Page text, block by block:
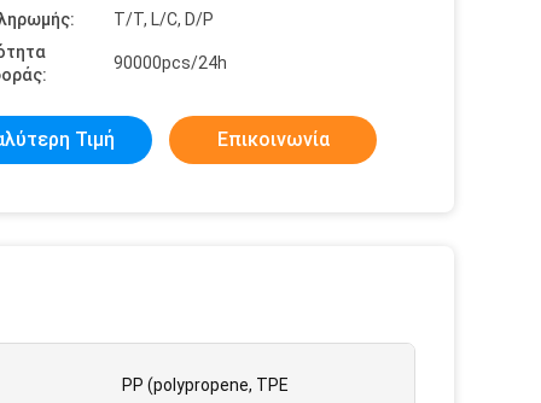
T/T, L/C, D/P
90000pcs/24h
Τιμή Επικοινωνία
PP (polypropene, TPE